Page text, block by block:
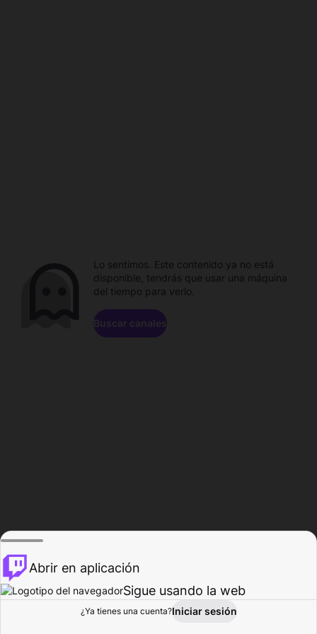
Explorar Actividad
Lo sentimos. Este contenido ya no está
disponible, tendrás que usar una máquina
del tiempo para verlo.
Buscar canales
Abrir en aplicación
Sigue usando la web
¿Ya tienes una cuenta?Iniciar sesión